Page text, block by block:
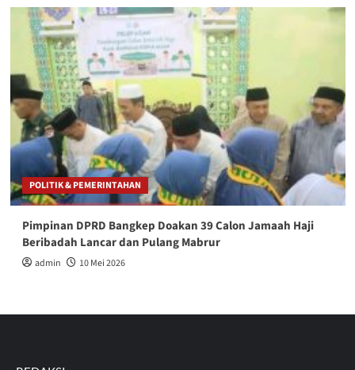
POLITIK & PEMERINTAHAN
Pimpinan DPRD Bangkep Doakan 39 Calon Jamaah Haji
Beribadah Lancar dan Pulang Mabrur
admin 10 Mei 2026